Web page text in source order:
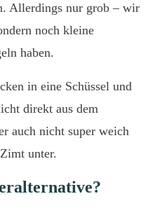
Allerdings nur grob – wir
noch kleine
haben.
in eine Schüssel und
direkt aus dem
auch nicht super weich
unter.